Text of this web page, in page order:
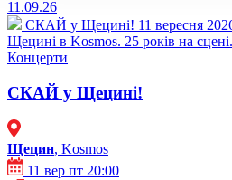
11.09.26
СКАЙ у Щецині! 11 вересня
Щецині в Kosmos. 25 років на сцені.
Концерти
СКАЙ у Щецині!
Щецин, Kosmos
11 вер пт 20:00